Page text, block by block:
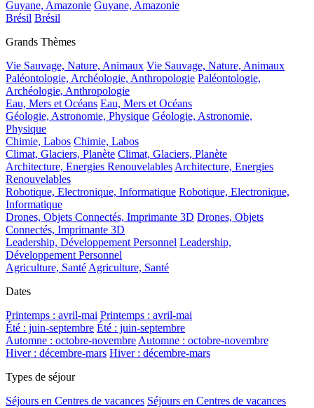
Guyane, Amazonie Guyane, Amazonie
Brésil Brésil
Grands Thèmes
Vie Sauvage, Nature, Animaux Vie Sauvage, Nature, Animaux
Paléontologie, Archéologie, Anthropologie Paléontologie,
Archéologie, Anthropologie
Eau, Mers et Océans Eau, Mers et Océans
Géologie, Astronomie, Physique Géologie, Astronomie,
Physique
Chimie, Labos Chimie, Labos
Climat, Glaciers, Planète Climat, Glaciers, Planète
Architecture, Energies Renouvelables Architecture, Energies
Renouvelables
Robotique, Electronique, Informatique Robotique, Electronique,
Informatique
Drones, Objets Connectés, Imprimante 3D Drones, Objets
Connectés, Imprimante 3D
Leadership, Développement Personnel Leadership,
Développement Personnel
Agriculture, Santé Agriculture, Santé
Dates
Printemps : avril-mai Printemps : avril-mai
Été : juin-septembre Été : juin-septembre
Automne : octobre-novembre Automne : octobre-novembre
Hiver : décembre-mars Hiver : décembre-mars
Types de séjour
Séjours en Centres de vacances Séjours en Centres de vacances